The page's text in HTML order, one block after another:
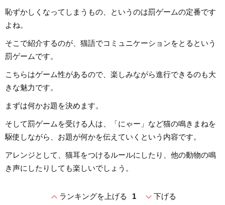
恥ずかしくなってしまうもの、というのは罰ゲームの定番です
よね。
そこで紹介するのが、猫語でコミュニケーションをとるという
罰ゲームです。
こちらはゲーム性があるので、楽しみながら進行できるのも大
きな魅力です。
まずは何かお題を決めます。
そして罰ゲームを受ける人は、「にゃー」など猫の鳴きまねを
駆使しながら、お題が何かを伝えていくという内容です。
アレンジとして、猫耳をつけるルールにしたり、他の動物の鳴
き声にしたりしても楽しいでしょう。
expand_lessランキングを上げる 1 expand_more下げる